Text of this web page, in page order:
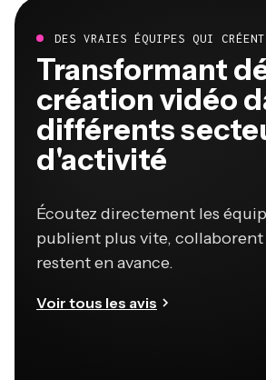
Transformant
création vidéo
différents
d'activité
publient plus vite, collaborent
restent en avance.